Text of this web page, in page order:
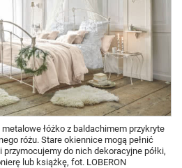
łóżko z baldachimem przykryte
różu. Stare okiennice mogą pełnić
do nich dekoracyjne półki,
lub książkę, fot. LOBERON